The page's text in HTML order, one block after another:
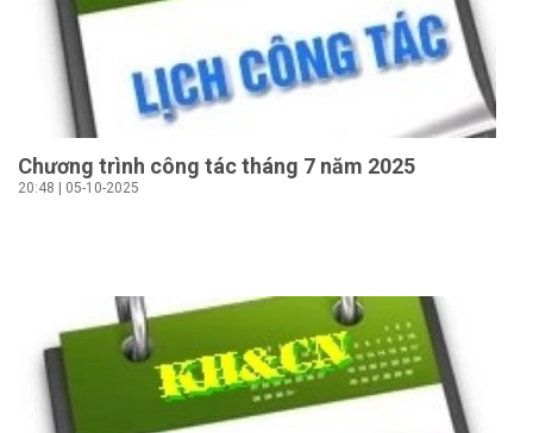
Chương trình công tác tháng 7 năm 2025
20:48 | 05-10-2025